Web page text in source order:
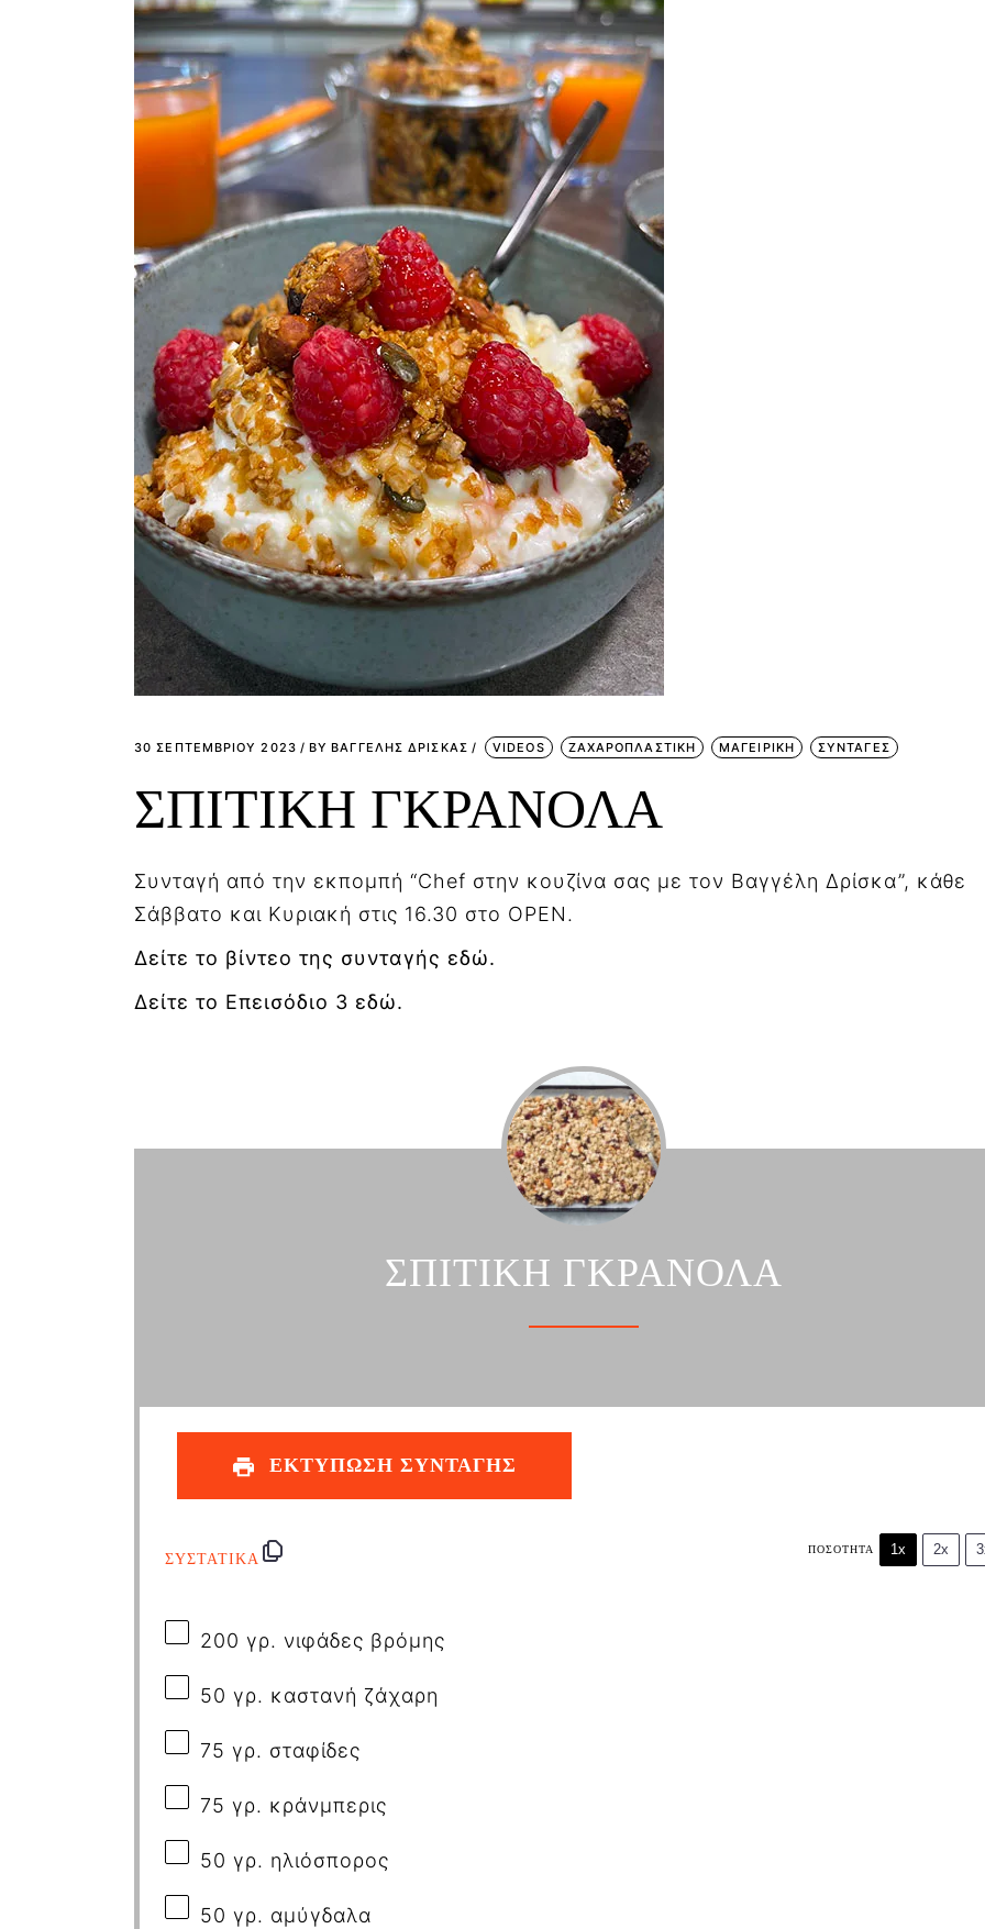
30 ΣΕΠΤΕΜΒΡΊΟΥ 2023 BY ΒΑΓΓΕΛΗΣ ΔΡΙΣΚΑΣ VIDEOS ΖΑΧΑΡΟΠΛΑΣΤΙΚΗ ΜΑΓΕΙΡΙΚΗ ΣΥΝΤΑΓΕΣ
ΣΠΙΤΙΚΗ ΓΚΡΑΝΟΛΑ
Συνταγή από την εκπομπή “Chef στην κουζίνα σας με τον Βαγγέλη Δρίσκα”, κάθε
Σάββατο και Κυριακή στις 16.30 στο OPEN.
Δείτε το βίντεο της συνταγής εδώ.
Δείτε το Επεισόδιο 3 εδώ.
ΣΠΙΤΙΚΗ ΓΚΡΑΝΟΛΑ
ΕΚΤΥΠΩΣΗ ΣΥΝΤΑΓΗΣ
ΣΥΣΤΑΤΙΚΑ
ΠΟΣΌΤΗΤΑ 1x 2x
200 γρ. νιφάδες βρόμης
50 γρ. καστανή ζάχαρη
75 γρ. σταφίδες
75 γρ. κράνμπερις
50 γρ. ηλιόσπορος
50 γρ. αμύγδαλα